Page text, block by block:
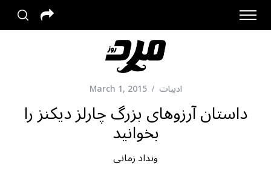
ادبیات March 1, 2015
داستان آرزوهای بزرگ چارلز دیکنز را
بخوانید
ونداد زمانی